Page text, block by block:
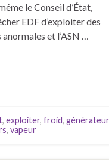
le Conseil d’État,
EDF d’exploiter des
et l’ASN …
, exploiter, froid,
, vapeur